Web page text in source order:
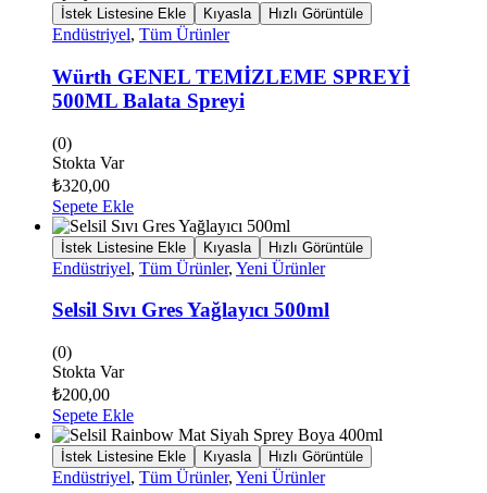
İstek Listesine Ekle Kıyasla Hızlı Görüntüle
Endüstriyel, Tüm Ürünler
Würth GENEL TEMİZLEME SPREYİ
500ML Balata Spreyi
(0)
Stokta Var
₺320,00
Sepete Ekle
İstek Listesine Ekle Kıyasla Hızlı Görüntüle
Endüstriyel, Tüm Ürünler, Yeni Ürünler
Selsil Sıvı Gres Yağlayıcı 500ml
(0)
Stokta Var
₺200,00
Sepete Ekle
İstek Listesine Ekle Kıyasla Hızlı Görüntüle
Endüstriyel, Tüm Ürünler, Yeni Ürünler